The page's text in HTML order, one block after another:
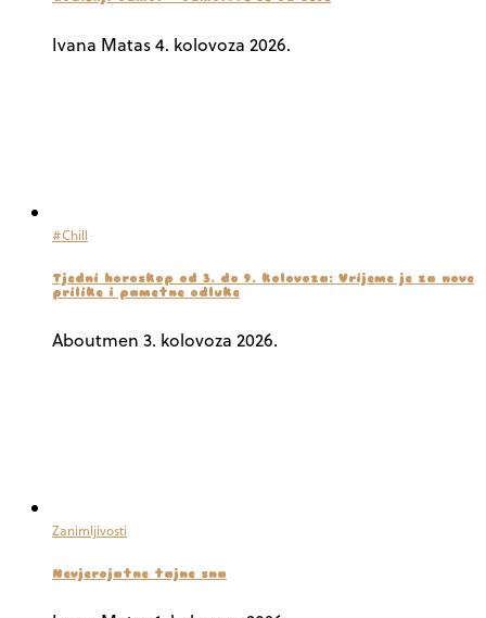
Ivana Matas4. kolovoza 2026.
#Chill
Tjedni horoskop od 3. do 9. kolovoza: Vrijeme je za nove
prilike i pametne odluke
Aboutmen 3. kolovoza 2026.
Zanimljivosti
Nevjerojatne tajne sna